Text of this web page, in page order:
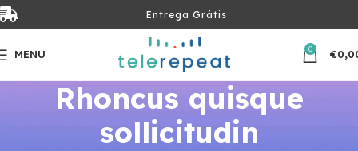
MENU 0 €
Rhoncus quisque
sollicitudin
Entrega Grátis